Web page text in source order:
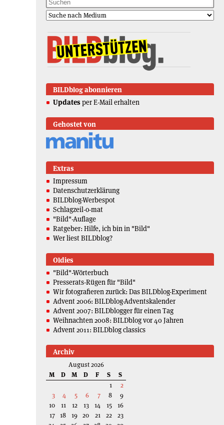
BILDblog abonnieren
Updates per E-Mail erhalten
Gehostet von
Extras
Impressum
Datenschutzerklärung
BILDblog-Werbespot
Schlagzeil-o-mat
"Bild"-Auflage
Ratgeber: Hilfe, ich bin in "Bild"
Wer liest BILDblog?
Oldies
"Bild"-Wörterbuch
Presserats-Rügen für "Bild"
Wir fotografieren zurück: Das BILDblog-Experiment
Advent 2006: BILDblog-Adventskalender
Advent 2007: BILDblogger für einen Tag
Weihnachten 2008: BILDblog vor 40 Jahren
Advent 2011: BILDblog classics
Archiv
August 2026
M
D M D F S
S
1
2
3
4 5 6 7 8
9
10
11 12 13 14 15
16
17 18 19 20 21 22
23